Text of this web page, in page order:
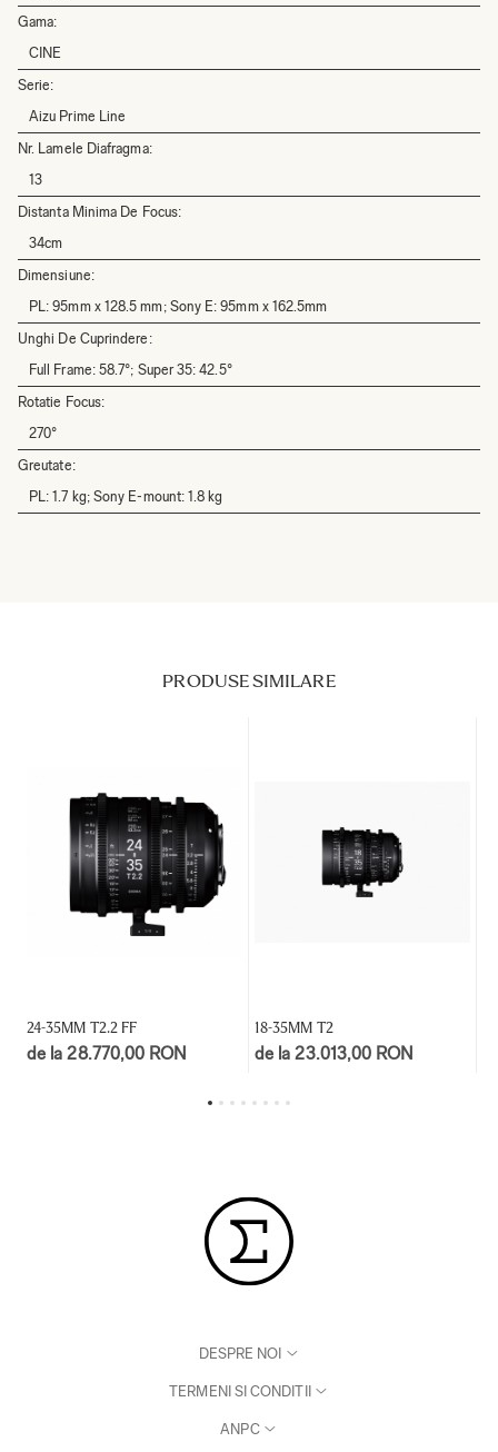
Gama:
CINE
Serie:
Aizu Prime Line
Nr. Lamele Diafragma:
13
Distanta Minima De Focus:
34cm
Dimensiune:
PL: 95mm x 128.5 mm; Sony E: 95mm x 162.5mm
Unghi De Cuprindere:
Full Frame: 58.7°; Super 35: 42.5°
Rotatie Focus:
270°
Greutate:
PL: 1.7 kg; Sony E-mount: 1.8 kg
PRODUSE SIMILARE
24-35MM T2.2 FF
de la 28.770,00 RON
18-35MM T2
de la 23.013,00 RON
DESPRE NOI
TERMENI SI CONDITII
ANPC